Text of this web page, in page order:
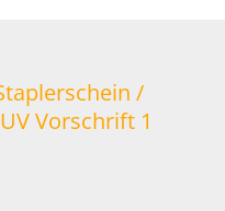
/
Vorschrift 1